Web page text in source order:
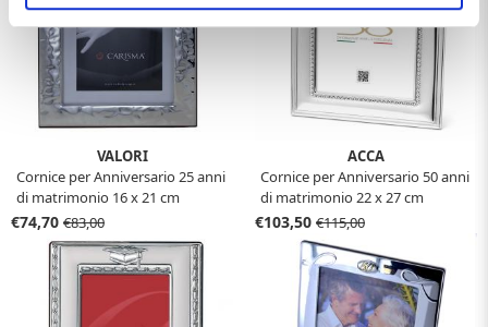
VALORI
Cornice per Anniversario 25 anni
di matrimonio 16 x 21 cm
€74,70 €83,00
ACCA
Cornice per Anniversario 50 anni
di matrimonio 22 x 27 cm
€103,50 €115,00